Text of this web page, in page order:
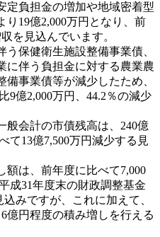
定負担金の増加や地域密着型
19億2,000万円となり、前
を見込んでいます。
保健衛生施設整備事業債、
に伴う負担金に対する農業農
事業債等が減少したため、
9億2,000万円、44.2％の減少
般会計の市債残高は、240億
て13億7,500万円減少する見
額は、前年度に比べて7,000
成31年度末の財政調整基金
みですが、これに加えて、
億円程度の積み増しを行える